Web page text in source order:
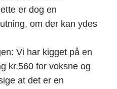
er dog en
om der kan ydes
Vi har kigget på en
kr.560 for voksne og
at det er en